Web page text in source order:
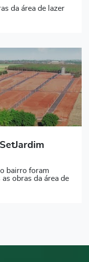
da área de lazer
bairro foram
obras da área de